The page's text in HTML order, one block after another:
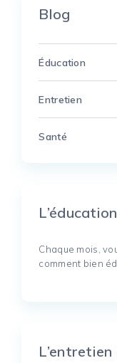
Blog
Éducation
Entretien
Santé
Chaque mois,
comment bien